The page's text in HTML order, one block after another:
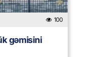
100
gəmisini